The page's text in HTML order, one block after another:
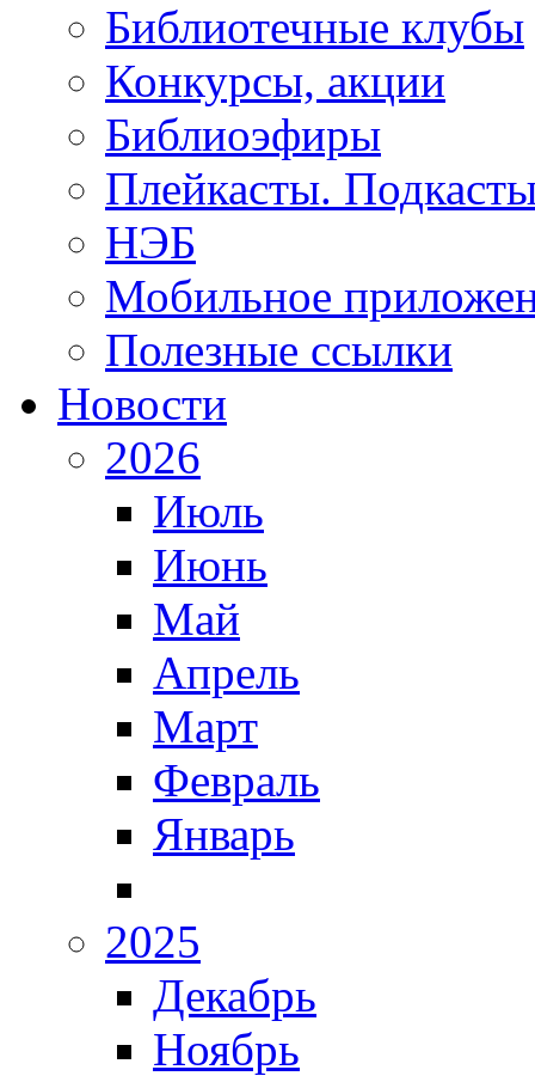
Библиотечные клубы
Конкурсы, акции
Библиоэфиры
Плейкасты.
НЭБ
Мобильное
Полезные ссылки
Новости
2026
Июль
Июнь
Май
Апрель
Март
Февраль
Январь
2025
Декабрь
Ноябрь